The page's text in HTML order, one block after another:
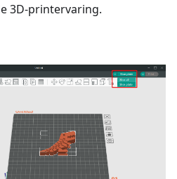
3D-printervaring.